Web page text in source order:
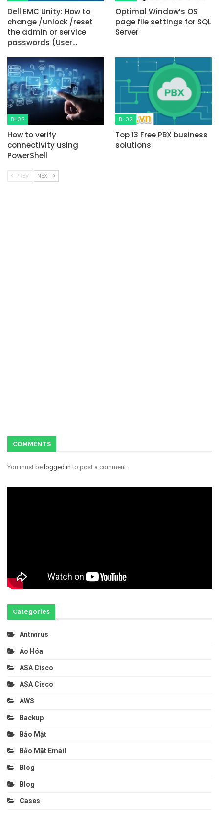
Dell EMC Unity: How to
change /unlock /reset
the admin or service
passwords (User…
Optimal Window’s OS
page file settings for SQL
Server
BLOG
How to verify
connectivity using
PowerShell
BLOG
Top 13 Free PBX business
solutions
PREV NEXT
COMMENTS
You must be logged in to post a comment.
Categories
Antivirus
Ảo Hóa
ASA Cisco
ASA Cisco
AWS
Backup
Bảo Mật
Bảo Mật Email
Blog
Blog
Cases